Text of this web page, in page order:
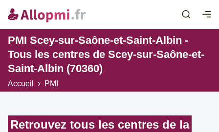
PMI Scey-sur-Saône-et-Saint-Albin -
Tous les centres de Scey-sur-Saône-et-
Saint-Albin (70360)
Accueil PMI
Retrouvez tous les centres de la